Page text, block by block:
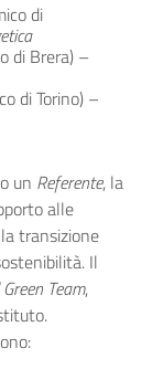
di
di Brera) –
di Torino) –
un Referente, la
alle
transizione
Il
Team,